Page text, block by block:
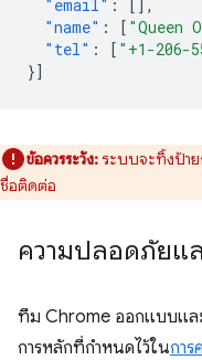
"email" :
[],
"name" : [ "Queen
"tel" : [ "+1-206-
}]
ข้อควรระวัง:ระบบจะทิ้งป้าย
ชื่อติดต่อ
ความปลอดภัยแ
ทีม Chrome ออกแบบแล
การหลักที่กำหนดไว้ในการ